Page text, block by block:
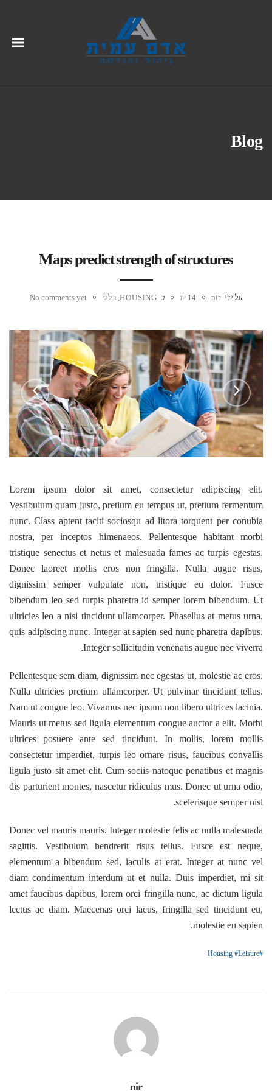
Blog
Maps predict strength of structures
על ידי nir 14 יונ ב HOUSING
, כללי No comments yet
Lorem ipsum dolor sit amet, consectetur adipiscing elit.
Vestibulum quam justo, pretium eu tempus ut, pretium fermentum
nunc. Class aptent taciti sociosqu ad litora torquent per conubia
nostra, per inceptos himenaeos. Pellentesque habitant morbi
tristique senectus et netus et malesuada fames ac turpis egestas.
Donec laoreet mollis eros non fringilla. Nulla augue risus,
dignissim semper vulputate non, tristique eu dolor. Fusce
bibendum leo sed turpis pharetra id semper lorem bibendum. Ut
ultricies leo a nisi tincidunt ullamcorper. Phasellus at metus urna,
quis adipiscing nunc. Integer at sapien sed nunc pharetra dapibus.
Integer sollicitudin venenatis augue nec viverra.
Pellentesque sem diam, dignissim nec egestas ut, molestie ac eros.
Nulla ultricies pretium ullamcorper. Ut pulvinar tincidunt tellus.
Nam ut congue leo. Vivamus nec ipsum non libero ultrices lacinia.
Mauris ut metus sed ligula elementum congue auctor a elit. Morbi
ultrices posuere ante sed tincidunt. In mollis, lorem mollis
consectetur imperdiet, turpis leo ornare risus, faucibus convallis
ligula justo sit amet elit. Cum sociis natoque penatibus et magnis
dis parturient montes, nascetur ridiculus mus. Donec ut urna odio,
scelerisque semper nisl.
Donec vel mauris mauris. Integer molestie felis ac nulla malesuada
sagittis. Vestibulum hendrerit risus tellus. Fusce est neque,
elementum a bibendum sed, iaculis at erat. Integer at nunc vel
diam condimentum interdum ut et nulla. Duis imperdiet, mi sit
amet faucibus dapibus, lorem orci fringilla nunc, ac dictum ligula
lectus ac diam. Maecenas orci lacus, fringilla sed tincidunt eu,
molestie eu sapien.
Housing Leisure
nir